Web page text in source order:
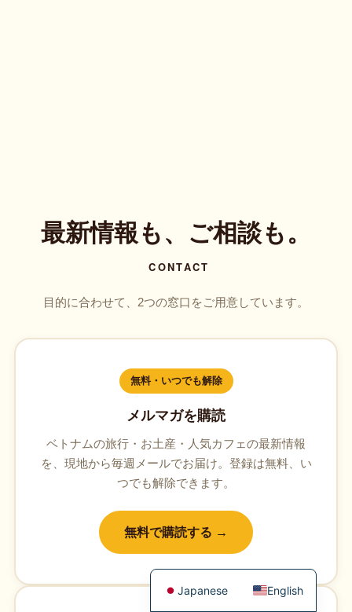
最新情報も、ご相談も。
CONTACT
目的に合わせて、2つの窓口をご用意しています。
無料・いつでも解除
メルマガを購読
ベトナムの旅行・お土産・人気カフェの最新情報
を、現地から毎週メールでお届け。登録は無料、い
つでも解除できます。
無料で購読する →
Japanese English